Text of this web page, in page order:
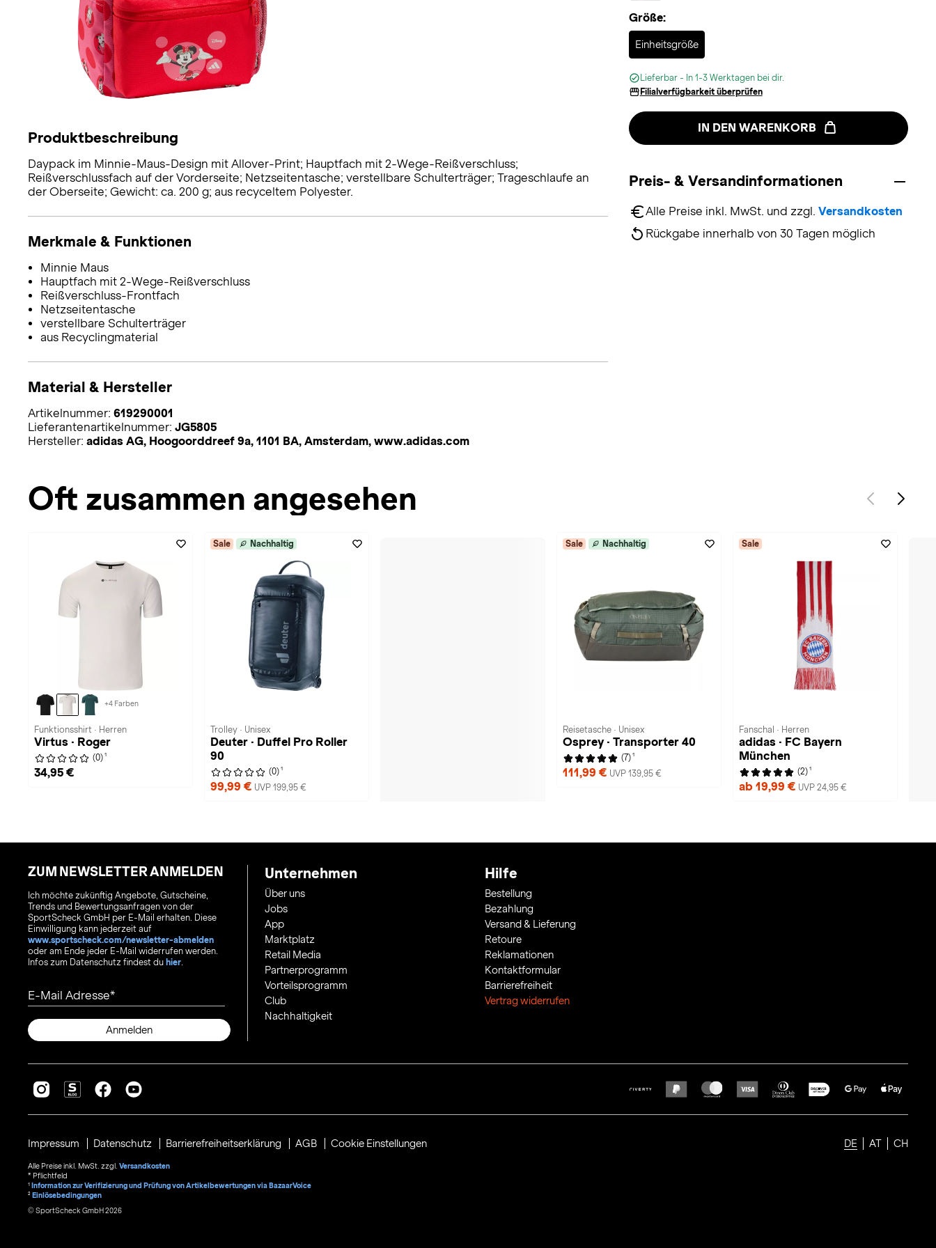
Größe:
Einheitsgröße
Selected
Lieferbar - In 1-3 Werktagen bei dir.
Filialverfügbarkeit überprüfen
IN DEN WARENKORB
Preis- & Versandinformationen
Alle Preise inkl. MwSt. und zzgl. Versandkosten
Rückgabe innerhalb von 30 Tagen möglich
Produktbeschreibung
Daypack im Minnie-Maus-Design mit Allover-Print; Hauptfach mit 2-Wege-Reißverschluss;
Reißverschlussfach auf der Vorderseite; Netzseitentasche; verstellbare Schulterträger; Trageschlaufe an
der Oberseite; Gewicht: ca. 200 g; aus recyceltem Polyester.
Merkmale & Funktionen
Minnie Maus
Hauptfach mit 2-Wege-Reißverschluss
Reißverschluss-Frontfach
Netzseitentasche
verstellbare Schulterträger
aus Recyclingmaterial
Material & Hersteller
Artikelnummer: 619290001
Lieferantenartikelnummer: JG5805
Hersteller: adidas AG, Hoogoorddreef 9a, 1101 BA, Amsterdam, www.adidas.com
Oft zusammen angesehen
+4 Farben
Funktionsshirt · Herren
Virtus · Roger
(0) 1
34,95 €
Sale Nachhaltig
Trolley · Unisex
Deuter · Duffel Pro Roller
90
(0) 1
99,99 € UVP 199,95 €
Sale Nachhaltig
Reisetasche · Unisex
Osprey · Transporter 40
(7) 1
111,99 € UVP 139,95 €
Sale
Fanschal · Herren
adidas · FC Bayern
München
(2) 1
ab 19,99 € UVP 24,95 €
ZUM NEWSLETTER ANMELDEN
Ich möchte zukünftig Angebote, Gutscheine,
Trends und Bewertungsanfragen von der
SportScheck GmbH per E-Mail erhalten. Diese
Einwilligung kann jederzeit auf
www.sportscheck.com/newsletter-abmelden
oder am Ende jeder E-Mail widerrufen werden.
Infos zum Datenschutz findest du hier.
E-Mail Adresse
Anmelden
Unternehmen
Über uns
Jobs
App
Marktplatz
Retail Media
Partnerprogramm
Vorteilsprogramm
Club
Nachhaltigkeit
Hilfe
Bestellung
Bezahlung
Versand & Lieferung
Retoure
Reklamationen
Kontaktformular
Barrierefreiheit
Vertrag widerrufen
DE AT CH
Impressum Datenschutz Barrierefreiheitserklärung AGB Cookie Einstellungen
Alle Preise inkl. MwSt. zzgl. Versandkosten
* Pflichtfeld
1 Information zur Verifizierung und Prüfung von Artikelbewertungen via BazaarVoice
² Einlösebedingungen
© SportScheck GmbH 2026